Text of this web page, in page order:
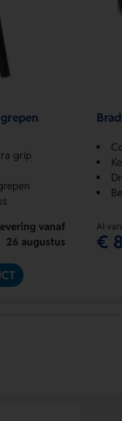
grip
vanaf
26 augustus
Al
€